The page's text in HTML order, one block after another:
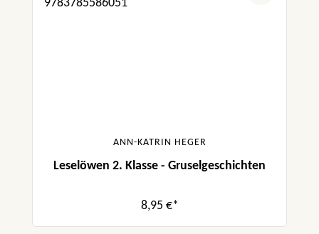
ANN-KATRIN HEGER
Leselöwen 2. Klasse - Gruselgeschichten
8,95 €*